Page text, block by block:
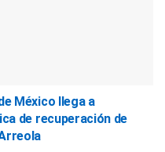
México llega a
de recuperación de